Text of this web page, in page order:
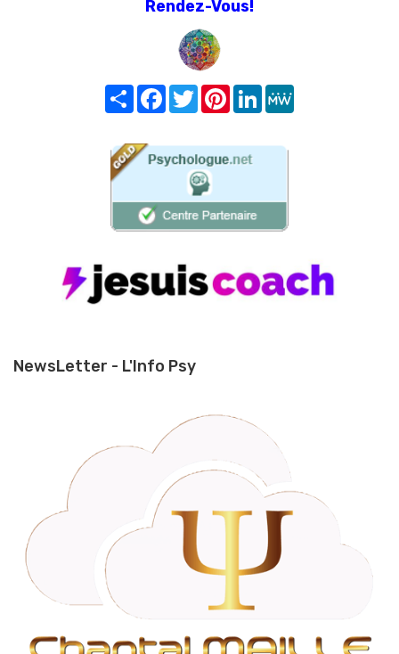
Rendez-Vous!
Share FacebookTwitterPinterest
LinkedIn
NewsLetter - L'Info Psy